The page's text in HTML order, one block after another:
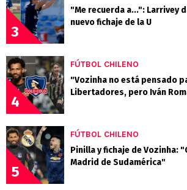
3
"Me recuerda a...": Larrivey
nuevo fichaje de la U
4
FÚTBOL CHILENO
"Vozinha no está pensado
Libertadores, pero Iván
5
FÚTBOL CHILENO
Pinilla y fichaje de Vozinha:
Madrid de Sudamérica"